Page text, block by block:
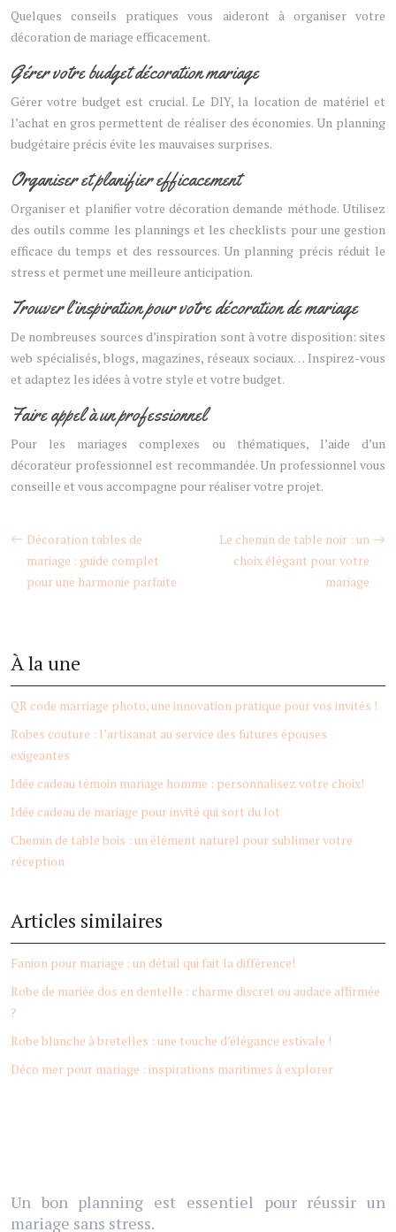
Quelques conseils pratiques vous aideront à organiser votre
décoration de mariage efficacement.
Gérer votre budget décoration mariage
Gérer votre budget est crucial. Le DIY, la location de matériel et
l’achat en gros permettent de réaliser des économies. Un planning
budgétaire précis évite les mauvaises surprises.
Organiser et planifier efficacement
Organiser et planifier votre décoration demande méthode. Utilisez
des outils comme les plannings et les checklists pour une gestion
efficace du temps et des ressources. Un planning précis réduit le
stress et permet une meilleure anticipation.
Trouver l’inspiration pour votre décoration de mariage
De nombreuses sources d’inspiration sont à votre disposition: sites
web spécialisés, blogs, magazines, réseaux sociaux… Inspirez-vous
et adaptez les idées à votre style et votre budget.
Faire appel à un professionnel
Pour les mariages complexes ou thématiques, l’aide d’un
décorateur professionnel est recommandée. Un professionnel vous
conseille et vous accompagne pour réaliser votre projet.
Décoration tables de
mariage : guide complet
pour une harmonie parfaite
Le chemin de table noir : un
choix élégant pour votre
mariage
À la une
QR code marriage photo, une innovation pratique pour vos invités !
Robes couture : l’artisanat au service des futures épouses
exigeantes
Idée cadeau témoin mariage homme : personnalisez votre choix!
Idée cadeau de mariage pour invité qui sort du lot
Chemin de table bois : un élément naturel pour sublimer votre
réception
Articles similaires
Fanion pour mariage : un détail qui fait la différence!
Robe de mariée dos en dentelle : charme discret ou audace affirmée
?
Robe blanche à bretelles : une touche d’élégance estivale !
Déco mer pour mariage : inspirations maritimes à explorer
Un bon planning est essentiel pour réussir un
mariage sans stress.